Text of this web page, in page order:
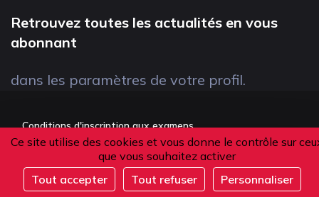
Ce site utilise des cookies et vous donne le contrôle sur
que vous souhaitez activer
Tout accepter
Tout refuser
Personnaliser
Retrouvez toutes les actualités en vous
abonnant
dans les paramètres de votre profil.
Conditions d'inscription aux examens
Politique de confidentialité
Conditions générales de vente
Suivez-nous